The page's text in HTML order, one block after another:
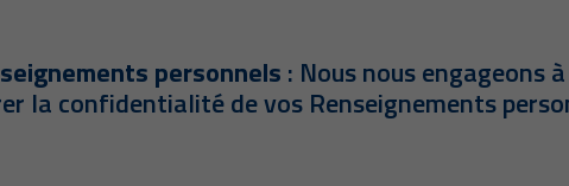
personnels : Nous nous engageons
la confidentialité de vos Renseignements